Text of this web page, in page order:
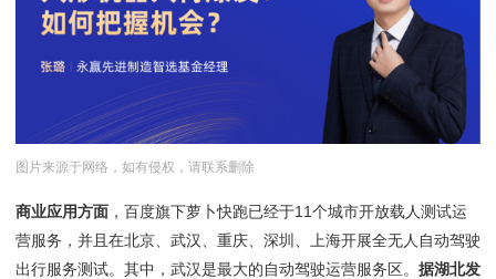
图片来源于网络，如有侵权，请联系删除
商业应用方面 ，百度旗下萝卜快跑已经于11个城市开放载人测试运
营服务，并且在北京、武汉、重庆、深圳、上海开展全无人自动驾驶
出行服务测试。其中，武汉是最大的自动驾驶运营服务区。 据湖北发